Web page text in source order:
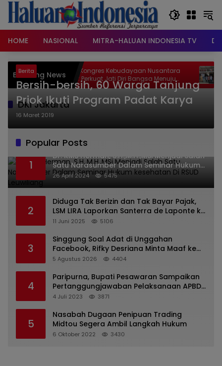
Langsung
konten
HOME
NASIONAL MITRA-HALUAN INDONESIA TV
Breaking NewsSpirit Kongres Kebudayaan Nusantara
2026: Perkuat Jati Diri Bangsa Menuju
Indonesia Emas 2045
LSM
DKI Jakarta
Berita
Bersih-bersih, 60 Warga Tanjung
Priok Ikuti Program Padat Karya
16 Maret 2019
Popular Posts
1
Dr. KMS Herman, S.H.,M.H.,MSi Menjadi Salah
Satu Narasumber Dalam Seminar Hukum
kesehatan Di RSUD Leuwiliang
26 April 2024 5475
2
Diduga Tak Berizin dan Tak Bayar Pajak,
LSM LIRA Laporkan Santerra de Laponte ke
Kejaksaan Kota Batu
11 Juni 2025 5106
3
Singgung Soal Adat di Unggahan
Facebook, Rifky Desriana Minta Maaf ke
PDA dan Bupati Kubar
5 Agustus 2026 4404
4
Paripurna, Bupati Pesawaran Sampaikan
Pertanggungjawaban Pelaksanaan APBD
2022
4 Juli 2023 3871
5
Nasabah Dugaan Penipuan Trading
Midtou Segera Ambil Langkah Hukum
6 Oktober 2022 3430